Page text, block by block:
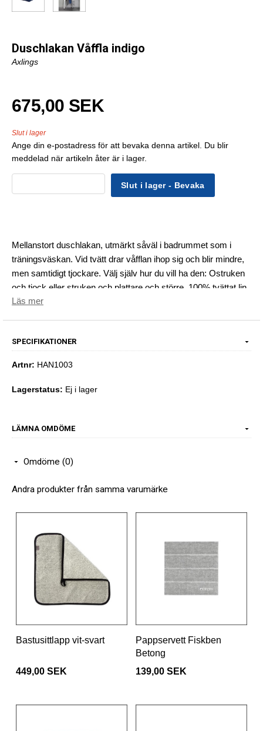
Duschlakan Våffla indigo
Axlings
675,00 SEK
Slut i lager
Ange din e-postadress för att bevaka denna artikel. Du blir
meddelad när artikeln åter är i lager.
Slut i lager - Bevaka
Mellanstort duschlakan, utmärkt såväl i badrummet som i
träningsväskan. Vid tvätt drar våfflan ihop sig och blir mindre,
men samtidigt tjockare. Välj själv hur du vill ha den: Ostruken
och tjock eller struken och plattare och större. 100% tvättat lin,
70x140 cm.
Läs mer
SPECIFIKATIONER
Artnr: HAN1003
Lagerstatus: Ej i lager
LÄMNA OMDÖME
Omdöme (0)
Andra produkter från samma varumärke
Bastusittlapp vit-svart
449,00 SEK
Pappservett Fiskben
Betong
139,00 SEK